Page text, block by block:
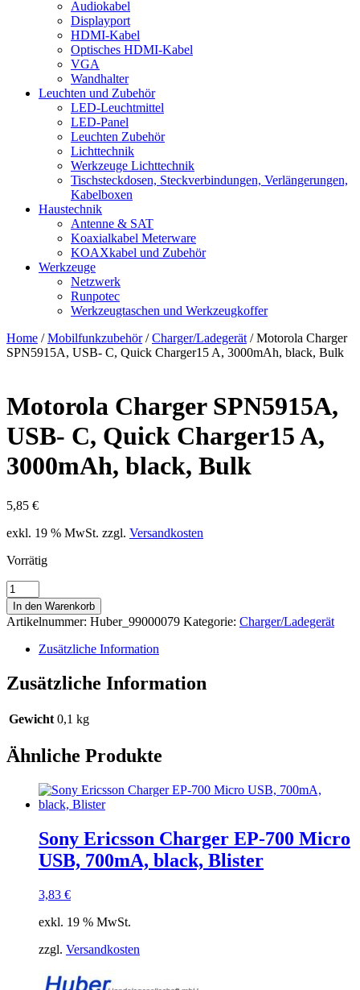
Audiokabel
Displayport
HDMI-Kabel
Optisches HDMI-Kabel
VGA
Wandhalter
Leuchten und Zubehör
LED-Leuchtmittel
LED-Panel
Leuchten Zubehör
Lichttechnik
Werkzeuge Lichttechnik
Tischsteckdosen, Steckverbindungen, Verlängerungen,
Kabelboxen
Haustechnik
Antenne & SAT
Koaxialkabel Meterware
KOAXkabel und Zubehör
Werkzeuge
Netzwerk
Runpotec
Werkzeugtaschen und Werkzeugkoffer
Home /Mobilfunkzubehör/Charger/Ladegerät / Motorola Charger
SPN5915A, USB- C, Quick Charger15 A, 3000mAh, black, Bulk
Motorola Charger SPN5915A,
USB- C, Quick Charger15 A,
3000mAh, black, Bulk
5,85 €
exkl. 19 % MwSt. zzgl. Versandkosten
Vorrätig
Motorola
Charger
SPN5915A,
USB-
Charger15
A,
black,
Menge
In den Warenkorb
Artikelnummer: Huber_99000079 Kategorie: Charger/Ladegerät
Zusätzliche Information
Zusätzliche Information
Gewicht 0,1 kg
Ähnliche Produkte
Sony Ericsson Charger EP-700 Micro
USB, 700mA, black, Blister
3,83 €
exkl. 19 % MwSt.
zzgl. Versandkosten